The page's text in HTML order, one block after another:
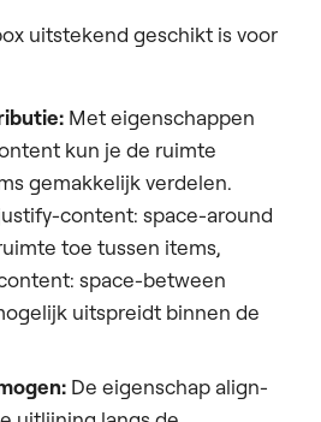
uitstekend geschikt is voor
Met eigenschappen
kun je de ruimte
gemakkelijk verdelen.
content: space-around
toe tussen items,
space-between
uitspreidt binnen de
De eigenschap align-